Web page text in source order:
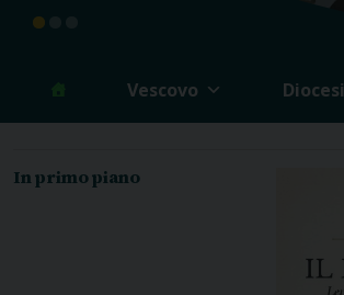
Vescovo Diocesi
In primo piano